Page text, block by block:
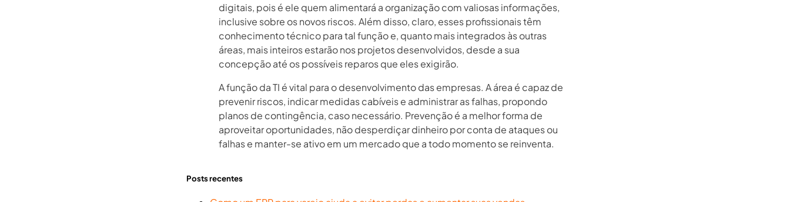
digitais, pois é ele quem alimentará a organização com valiosas informações,
inclusive sobre os novos riscos. Além disso, claro, esses profissionais têm
conhecimento técnico para tal função e, quanto mais integrados às outras
áreas, mais inteiros estarão nos projetos desenvolvidos, desde a sua
concepção até os possíveis reparos que eles exigirão.
A função da TI é vital para o desenvolvimento das empresas. A área é capaz de
prevenir riscos, indicar medidas cabíveis e administrar as falhas, propondo
planos de contingência, caso necessário. Prevenção é a melhor forma de
aproveitar oportunidades, não desperdiçar dinheiro por conta de ataques ou
falhas e manter-se ativo em um mercado que a todo momento se reinventa.
Posts recentes